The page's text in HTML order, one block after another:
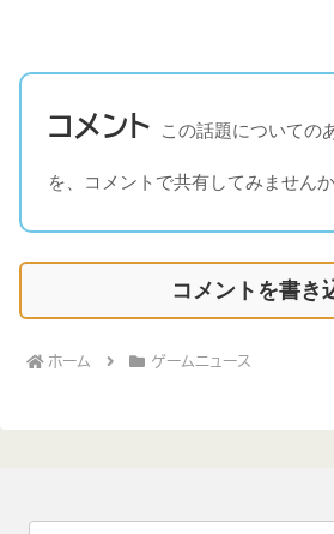
コメント この話題についての
を、コメントで共有してみません
コメントを書き
ホーム ゲームニュース